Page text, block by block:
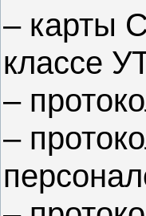
– карты
классе
–
–